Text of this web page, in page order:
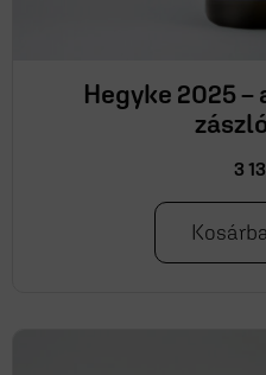
Hegyke 2025
3